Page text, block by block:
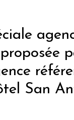
San